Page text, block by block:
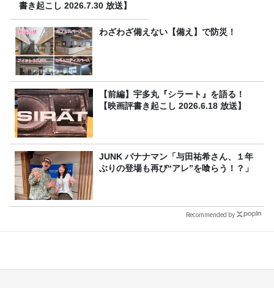
書き起こし 2026.7.30 放送】
わざわざ備えない【備え】で防災！
【前編】宇多丸『シラート』を語る！
【映画評書き起こし 2026.6.18 放送】
JUNK バナナマン「与田祐希さん、１年
ぶりの登場も再び“アレ”を喰らう！？」
Recommended by